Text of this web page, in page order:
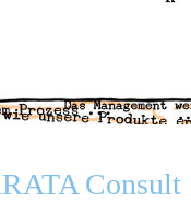
Consult